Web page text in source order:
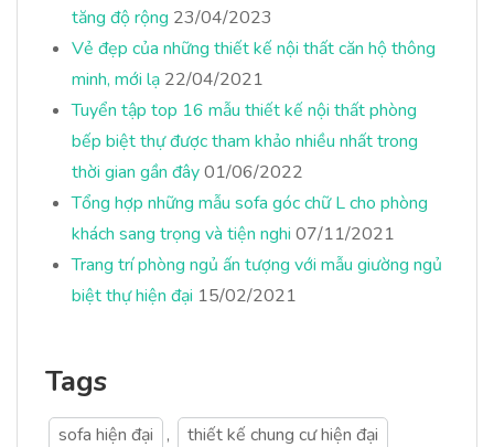
tăng độ rộng 23/04/2023
Vẻ đẹp của những thiết kế nội thất căn hộ thông
minh, mới lạ 22/04/2021
Tuyển tập top 16 mẫu thiết kế nội thất phòng
bếp biệt thự được tham khảo nhiều nhất trong
thời gian gần đây01/06/2022
Tổng hợp những mẫu sofa góc chữ L cho phòng
khách sang trọng và tiện nghi 07/11/2021
Trang trí phòng ngủ ấn tượng với mẫu giường ngủ
biệt thự hiện đại 15/02/2021
Tags
sofa hiện đại , thiết kế chung cư hiện đại